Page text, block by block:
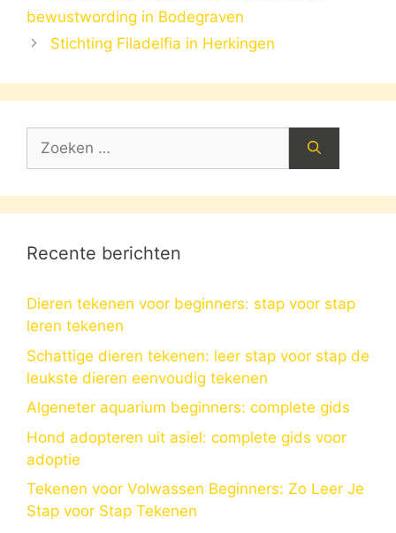
bewustwording in Bodegraven
Stichting Filadelfia in Herkingen
Zoek
Recente berichten
Dieren tekenen voor beginners: stap voor stap
leren tekenen
Schattige dieren tekenen: leer stap voor stap de
leukste dieren eenvoudig tekenen
Algeneter aquarium beginners: complete gids
Hond adopteren uit asiel: complete gids voor
adoptie
Tekenen voor Volwassen Beginners: Zo Leer Je
Stap voor Stap Tekenen